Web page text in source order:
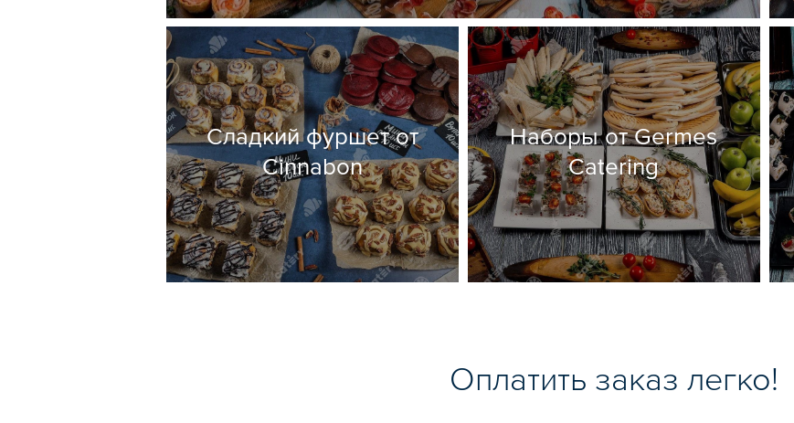
Сладкий фуршет от
Cinnabon
Наборы от Germes
Catering
Оплатить заказ легко!